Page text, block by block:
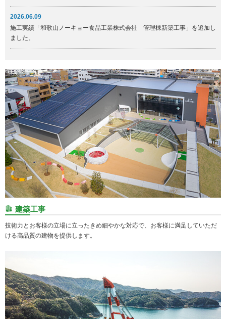
2026.06.09
施工実績「和歌山ノーキョー食品工業株式会社 管理棟新築工事」を追加し
ました。
建築工事
技術力とお客様の立場に立ったきめ細やかな対応で、お客様に満足していただ
ける高品質の建物を提供します。